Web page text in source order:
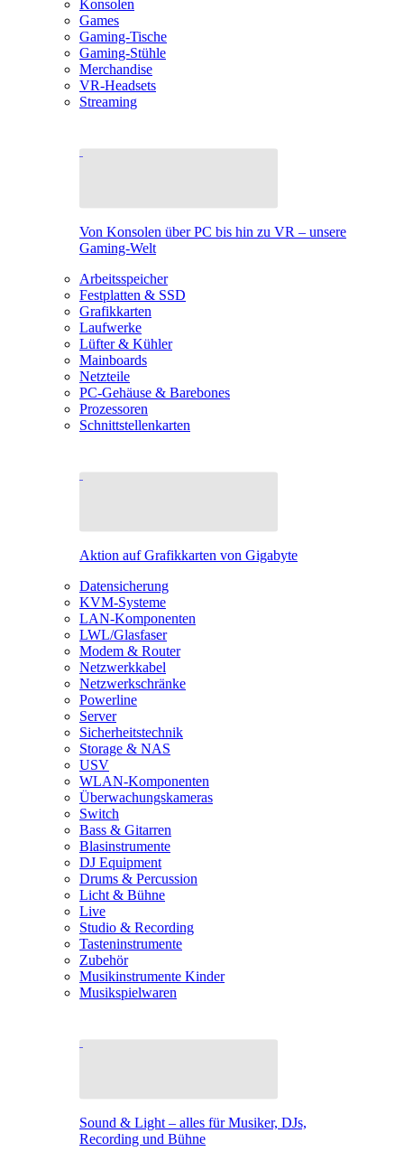
Konsolen
Games
Gaming-Tische
Gaming-Stühle
Merchandise
VR-Headsets
Streaming
Von Konsolen über PC bis hin zu VR – unsere
Gaming-Welt
Arbeitsspeicher
Festplatten & SSD
Grafikkarten
Laufwerke
Lüfter & Kühler
Mainboards
Netzteile
PC-Gehäuse & Barebones
Prozessoren
Schnittstellenkarten
Aktion auf Grafikkarten von Gigabyte
Datensicherung
KVM-Systeme
LAN-Komponenten
LWL/Glasfaser
Modem & Router
Netzwerkkabel
Netzwerkschränke
Powerline
Server
Sicherheitstechnik
Storage & NAS
USV
WLAN-Komponenten
Überwachungskameras
Switch
Bass & Gitarren
Blasinstrumente
DJ Equipment
Drums & Percussion
Licht & Bühne
Live
Studio & Recording
Tasteninstrumente
Zubehör
Musikinstrumente Kinder
Musikspielwaren
Sound & Light – alles für Musiker, DJs,
Recording und Bühne